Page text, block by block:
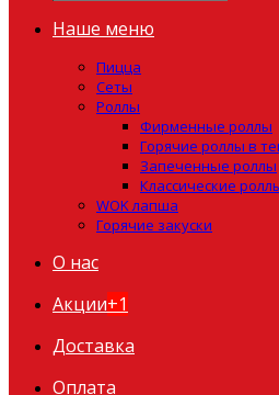
Наше меню
Пицца
Сеты
Роллы
Фирменные роллы
Горячие роллы в
Запеченные роллы
Классические
WOK лапша
Горячие закуски
О нас
Акции+1
Доставка
Оплата